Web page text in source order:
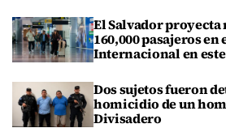
El Salvador
160,000 pasajeros
Internacional en
Dos sujetos fueron
homicidio de un
Divisadero